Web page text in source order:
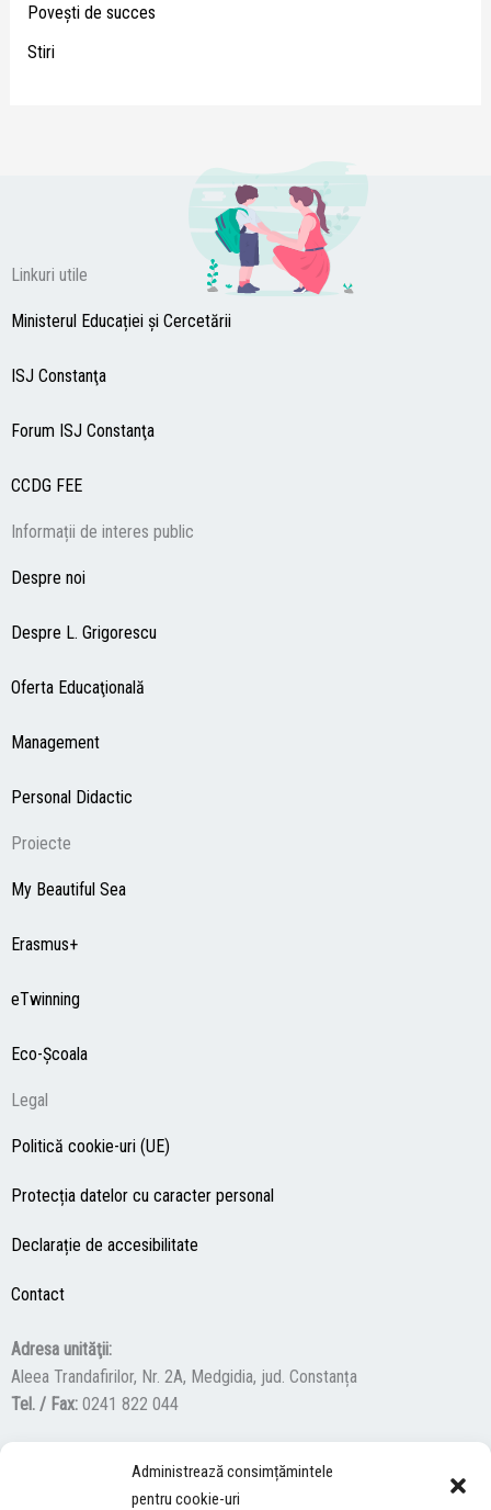
Administrează consimțămintele
pentru cookie-uri
Poveşti de succes
Stiri
Linkuri utile
Ministerul Educației și Cercetării
ISJ Constanţa
Forum ISJ Constanţa
CCDG FEE
Informații de interes public
Despre noi
Despre L. Grigorescu
Oferta Educaţională
Management
Personal Didactic
Proiecte
My Beautiful Sea
Erasmus+
eTwinning
Eco-Şcoala
Legal
Politică cookie-uri (UE)
Protecția datelor cu caracter personal
Declarație de accesibilitate
Contact
Adresa unităţii:
Aleea Trandafirilor, Nr. 2A, Medgidia, jud. Constanța
Tel. / Fax: 0241 822 044
F
Y
I